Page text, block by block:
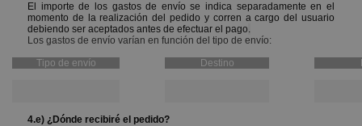
El importe de los gastos de envío se indica separadamente en el
momento de la realización del pedido y corren a cargo del usuario
debiendo ser aceptados antes de efectuar el pago.
Los gastos de envío varían en función del tipo de envío:
Tipo de envío
Destino
4.e) ¿Dónde recibiré el pedido?